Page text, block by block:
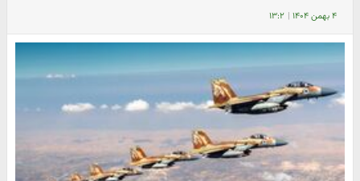
۴ بهمن ۱۴۰۴ | ۱۳:۲